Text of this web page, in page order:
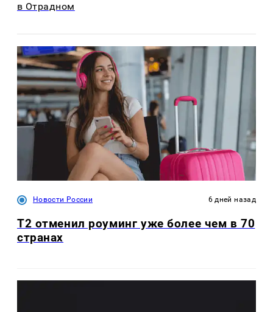
в Отрадном
Новости России 6 дней назад
Т2 отменил роуминг уже более чем в 70
странах